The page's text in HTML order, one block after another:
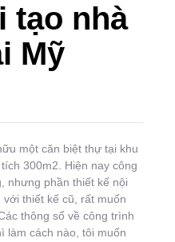
tạo nhà
Mỹ
một căn biệt thự tại khu
300m2. Hiện nay công
nhưng phần thiết kế nội
thiết kế cũ, rất muốn
thông số về công trình
làm cách nào, tôi muốn